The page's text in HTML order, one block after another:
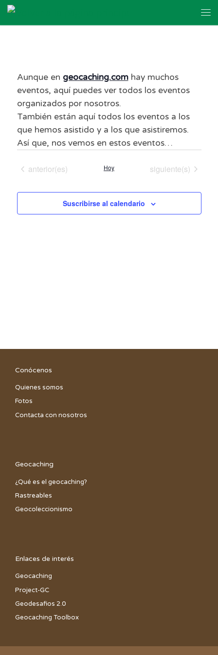
Skip to content
Aunque en geocaching.comhay muchos
eventos, aquí puedes ver todos los eventos
organizados por nosotros.
También están aquí todos los eventos a los
que hemos asistido y a los que asistiremos.
Así que, nos vemos en estos eventos…
Eventos
anterior(es) Hoy Eventos
siguiente(s)
Suscribirse al calendario
Conócenos
Quienes somos
Fotos
Contacta con nosotros
Geocaching
¿Qué es el geocaching?
Rastreables
Geocoleccionismo
Enlaces de interés
Geocaching
Project-GC
Geodesafios 2.0
Geocaching Toolbox